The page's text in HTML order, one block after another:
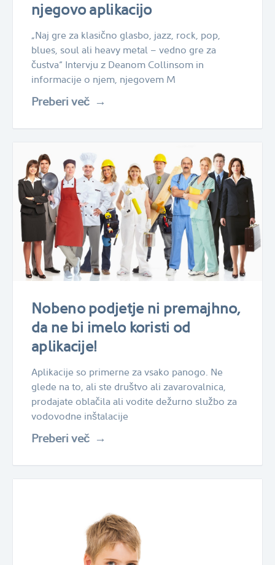
njegovo aplikacijo
„Naj gre za klasično glasbo, jazz, rock, pop,
blues, soul ali heavy metal – vedno gre za
čustva“ Intervju z Deanom Collinsom in
informacije o njem, njegovem M
Preberi več
Nobeno podjetje ni premajhno,
da ne bi imelo koristi od
aplikacije!
Aplikacije so primerne za vsako panogo. Ne
glede na to, ali ste društvo ali zavarovalnica,
prodajate oblačila ali vodite dežurno službo za
vodovodne inštalacije
Preberi več